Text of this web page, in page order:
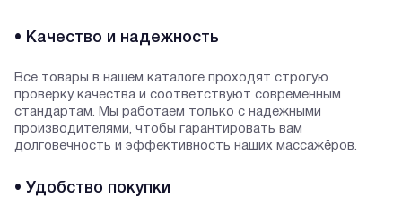
• Качество и надежность
Все товары в нашем каталоге проходят строгую
проверку качества и соответствуют современным
стандартам. Мы работаем только с надежными
производителями, чтобы гарантировать вам
долговечность и эффективность наших массажёров.
• Удобство покупки